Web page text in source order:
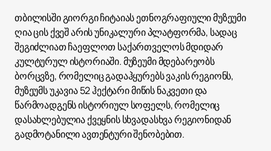
თბილისში გიორგი ჩიტაიას ეთნოგრაფიული მუზეუმი
ღია ცის ქვეშ არის უნიკალური პლატფორმა, სადაც
შეგიძლიათ ჩაეფლოთ საქართველოს მდიდარ
კულტურულ ისტორიაში. მუზეუმი მდებარეობს
ბორცვზე, რომელიც გადაჰყურებს ვაკის რეგიონს,
მუზეუმს უკავია 52 ჰექტარი მიწის ნაკვეთი და
წარმოადგენს ისტორიულ სოფელს, რომელიც
დასახლებულია ქვეყნის სხვადასხვა რეგიონიდან
გადმოტანილი ავთენტური შენობებით.